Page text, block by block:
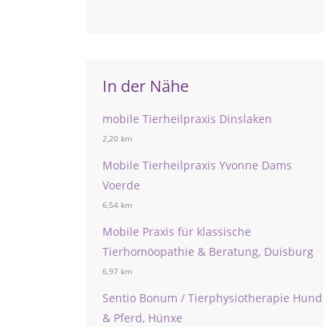
In der Nähe
mobile Tierheilpraxis Dinslaken
2,20 km
Mobile Tierheilpraxis Yvonne Dams
Voerde
6,54 km
Mobile Praxis für klassische
Tierhomöopathie & Beratung, Duisburg
6,97 km
Sentio Bonum / Tierphysiotherapie Hund
& Pferd, Hünxe